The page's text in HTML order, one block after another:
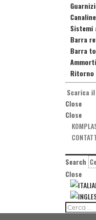
Canaline
Barra
Barra
Ritorno
Scarica
Close
Close
Search
Close